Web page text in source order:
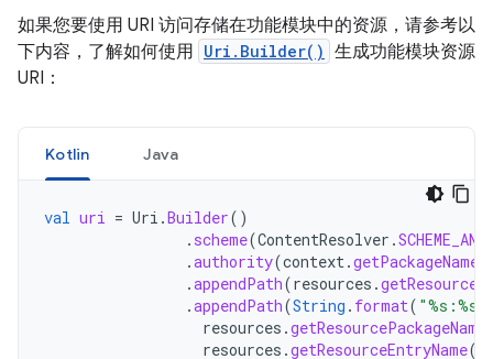
如果您要使用 URI 访问存储在功能模块中的资源，请参考以
下内容，了解如何使用 Uri.Builder() 生成功能模块资源
URI：
Kotlin Java
val uri = Uri .Builder()
. scheme(ContentResolver .
.authority(context.getPackageName
.appendPath(resources .
.appendPath(String . format( "%s:%s"
resources .getResourcePackageName
resources .getResourceEntryName(